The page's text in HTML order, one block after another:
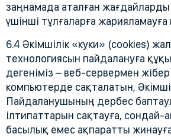
заңнамада аталған
үшінші тұлғаларға
6.4 Әкімшілік «куки» (cookies)
технологиясын пайдалануға
дегеніміз – веб-сервермен
компьютерде сақталатын,
Пайдаланушының дербес
ілтипаттарын сақтауға, сондай-
басылық емес ақпаратты